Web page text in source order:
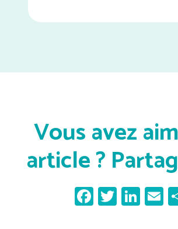
Vous avez
article ?
Facebook
Twitter